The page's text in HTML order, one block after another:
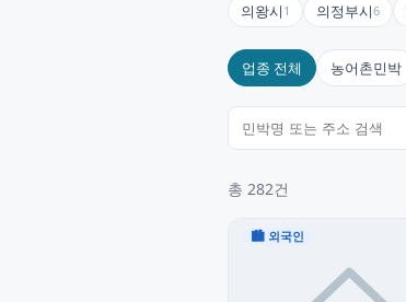
의왕시 1 의정부시6
업종 전체 농어촌민박
총 282건
🏙 외국인